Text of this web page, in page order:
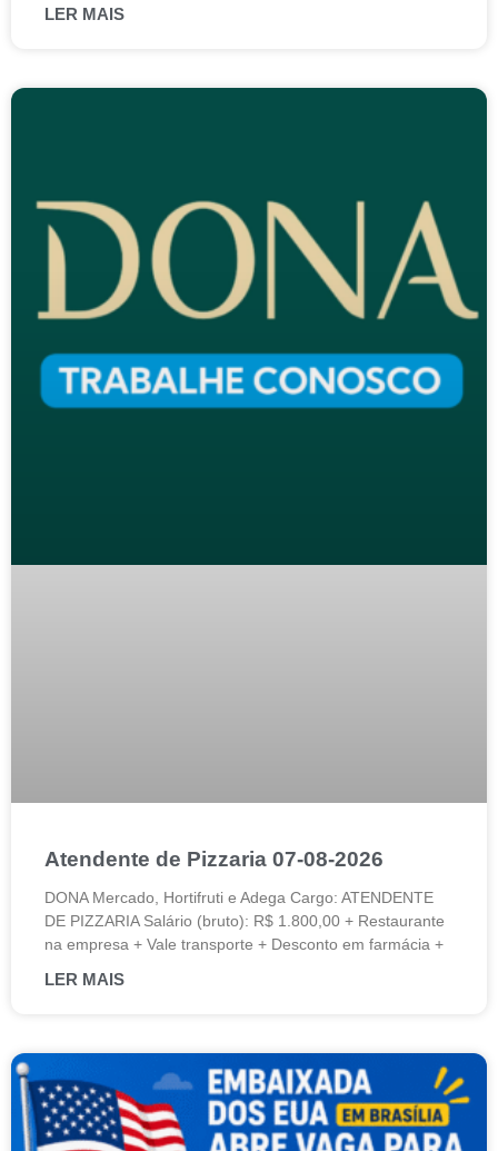
LER MAIS
Atendente de Pizzaria 07-08-2026
DONA Mercado, Hortifruti e Adega Cargo: ATENDENTE
DE PIZZARIA Salário (bruto): R$ 1.800,00 + Restaurante
na empresa + Vale transporte + Desconto em farmácia +
LER MAIS